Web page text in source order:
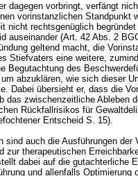
dagegen vorbringt, verfängt
vorinstanzlichen Standpunkt
nicht rechtsgenüglich begründet
auseinander (Art. 42 Abs. 2
geltend macht, die
Stiefvaters eine weitere,
Begutachtung des
abzuklären, wie sich dieser
Dabei übersieht er, dass die
das zwischenzeitliche Ableben
Rückfallrisikos für
Entscheid S. 15).
sind auch die Ausführungen der
zur therapeutischen
dabei auf die gutachterliche
und allenfalls Optimierung